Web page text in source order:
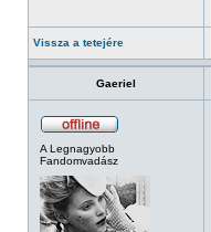
Vissza a tetejére
Gaeriel
A Legnagyobb
Fandomvadász